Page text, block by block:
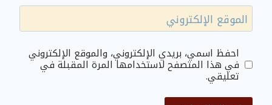
الموقع الإلكتروني
احفظ اسمي، بريدي الإلكتروني، والموقع الإلكتروني
في هذا المتصفح لاستخدامها المرة المقبلة في
تعليقي.